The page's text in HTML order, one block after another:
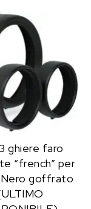
è: €108.00.
ghiere faro
“french” per
goffrato